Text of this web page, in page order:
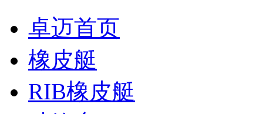
卓迈首页
橡皮艇
RIB橡皮艇